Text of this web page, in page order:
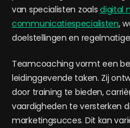
van specialisten zoalsdigital
communicatiespecialisten,
doelstellingen en
Teamcoaching vormt een
leidinggevende taken. Zij
door training te bieden,
vaardigheden te versterken
marketingsucces. Dit kan